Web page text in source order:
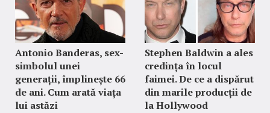
Antonio Banderas, sex-
simbolul unei
generații, împlinește 66
de ani. Cum arată viața
lui astăzi
Stephen Baldwin a ales
credința în locul
faimei. De ce a dispărut
din marile producții de
la Hollywood